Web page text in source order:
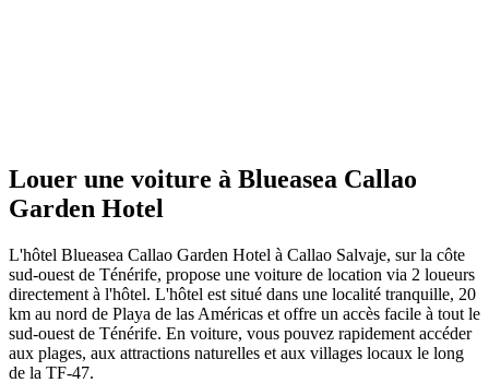
Louer une voiture à Blueasea Callao
Garden Hotel
L'hôtel Blueasea Callao Garden Hotel à Callao Salvaje, sur la côte
sud-ouest de Ténérife, propose une voiture de location via 2 loueurs
directement à l'hôtel. L'hôtel est situé dans une localité tranquille, 20
km au nord de Playa de las Américas et offre un accès facile à tout le
sud-ouest de Ténérife. En voiture, vous pouvez rapidement accéder
aux plages, aux attractions naturelles et aux villages locaux le long
de la TF-47.